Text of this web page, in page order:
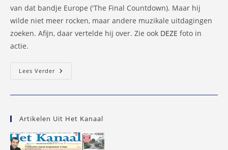
van dat bandje Europe ('The Final Countdown). Maar hij
wilde niet meer rocken, maar andere muzikale uitdagingen
zoeken. Afijn, daar vertelde hij over. Zie ook DEZE foto in
actie.
Lees VerderPeter
Artikelen Uit Het Kanaal